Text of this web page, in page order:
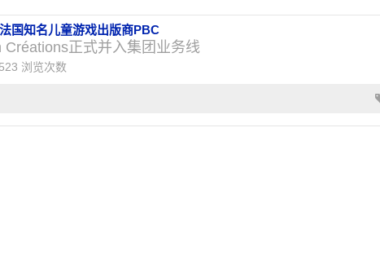
国知名儿童游戏出版商PBC
Créations正式并入集团业务线
浏览次数